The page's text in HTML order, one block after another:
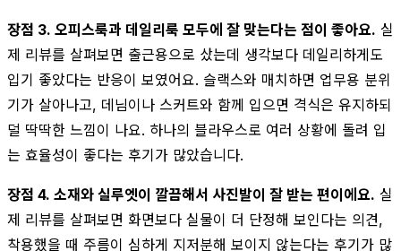
장점 3. 오피스룩과 데일리룩 모두에 잘 맞는다는 점이 좋아요. 실
제 리뷰를 살펴보면 출근용으로 샀는데 생각보다 데일리하게도
입기 좋았다는 반응이 보였어요. 슬랙스와 매치하면 업무용 분위
기가 살아나고, 데님이나 스커트와 함께 입으면 격식은 유지하되
덜 딱딱한 느낌이 나요. 하나의 블라우스로 여러 상황에 돌려 입
는 효율성이 좋다는 후기가 많았습니다.
장점 4. 소재와 실루엣이 깔끔해서 사진발이 잘 받는 편이에요. 실
제 리뷰를 살펴보면 화면보다 실물이 더 단정해 보인다는 의견,
착용했을 때 주름이 심하게 지저분해 보이지 않는다는 후기가 많